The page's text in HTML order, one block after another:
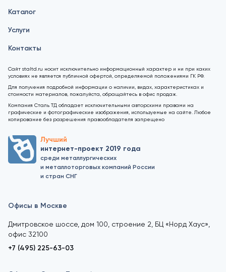
Каталог
Услуги
Контакты
Сайт staltd.ru носит исключительно информационный характер и ни при каких
условиях не является публичной офертой, определяемой положениями ГК РФ.
Для получения подробной информации о наличии, видах, характеристиках и
стоимости материалов, пожалуйста, обращайтесь в офис продаж.
Компания Сталь ТД обладает исключительными авторскими правами на
графические и фотографические изображения, используемые на сайте. Любое
копирование без разрешения правообладателя запрещено
Лучший
интернет-проект 2019 года
среди металлургических
и металлоторговых компаний России
и стран СНГ
Офисы в Москве
Дмитровское шоссе, дом 100, строение 2, БЦ «Норд Хаус»,
офис 32100
+7 (495) 225-63-03